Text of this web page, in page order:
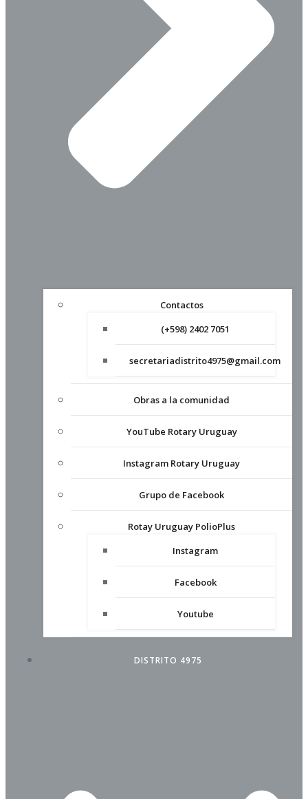
Contactos
(+598) 2402 7051
secretariadistrito4975@gmail.com
Obras a la comunidad
YouTube Rotary Uruguay
Instagram Rotary Uruguay
Grupo de Facebook
Rotay Uruguay PolioPlus
Instagram
Facebook
Youtube
DISTRITO 4975